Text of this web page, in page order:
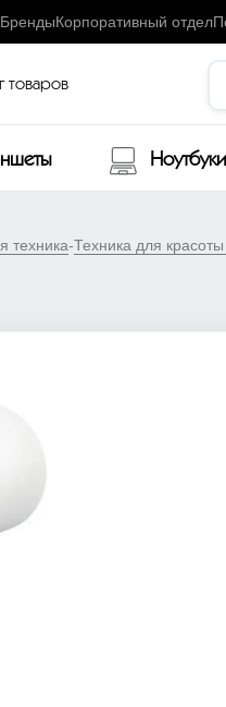
БрендыКорпоративный отдел
товаров
Ноутбуки
техника-Техника для